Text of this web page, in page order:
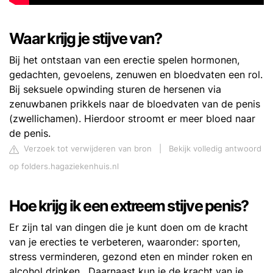
Waar krijg je stijve van?
Bij het ontstaan van een erectie spelen hormonen,
gedachten, gevoelens, zenuwen en bloedvaten een rol.
Bij seksuele opwinding sturen de hersenen via
zenuwbanen prikkels naar de bloedvaten van de penis
(zwellichamen). Hierdoor stroomt er meer bloed naar
de penis.
Verzoek tot verwijderen van bron
Bekijk volledig antwoord
op folders.hagaziekenhuis.nl
Hoe krijg ik een extreem stijve penis?
Er zijn tal van dingen die je kunt doen om de kracht
van je erecties te verbeteren, waaronder: sporten,
stress verminderen, gezond eten en minder roken en